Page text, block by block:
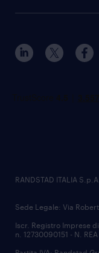
RANDSTAD ITALIA
Sede Legale: Via
Iscr. Registro Imprese
n. 12730090151 - N.